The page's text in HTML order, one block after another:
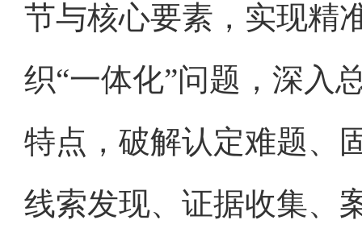
节与核心要素，实现精
织“一体化”问题，深入
特点，破解认定难题、
线索发现、证据收集、